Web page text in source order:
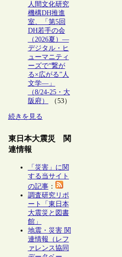
人間文化研究
機構DH推進
室、「第5回
DH若手の会
（2026夏）―
デジタル・ヒ
ューマニティ
ーズで“繋が
る×広がる”人
文学―」
（8/24-25・大
阪府）
（53）
続きを見る
東日本大震災 関
連情報
「災害」に関
する当サイト
の記事：
調査研究リポ
ート「東日本
大震災と図書
館」
地震・災害 関
連情報（レフ
ァレンス協同